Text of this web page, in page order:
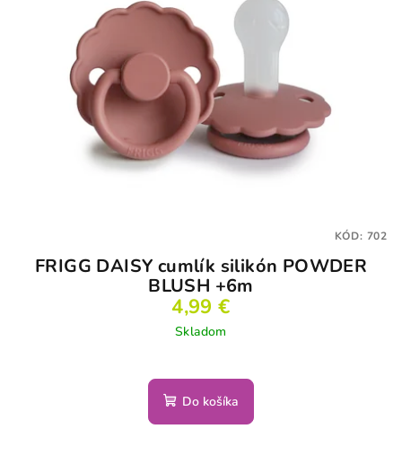
FRIGG DAISY cumlík silikón POWDER
BLUSH +6m
4,99 €
Skladom
Do košíka
KÓD: 702